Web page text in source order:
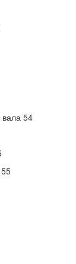
вала 54